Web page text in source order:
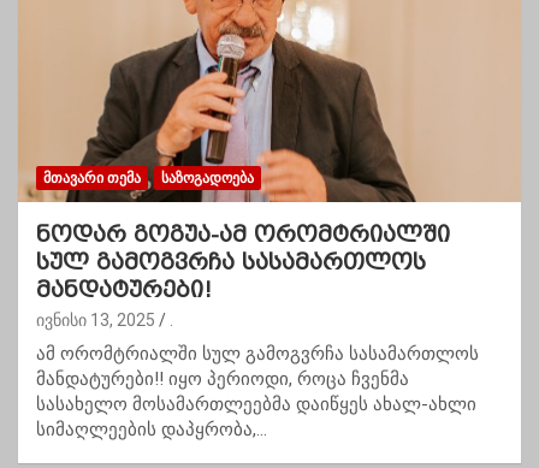
ᲛᲗᲐᲕᲐᲠᲘ ᲗᲔᲛᲐ ᲡᲐᲖᲝᲒᲐᲓᲝᲔᲑᲐ
ნოდარ გოგუა-ამ ორომტრიალში
სულ გამოგვრჩა სასამართლოს
მანდატურები!
ივნისი 13, 2025 .
ამ ორომტრიალში სულ გამოგვრჩა სასამართლოს
მანდატურები!! იყო პერიოდი, როცა ჩვენმა
სასახელო მოსამართლეებმა დაიწყეს ახალ-ახლი
სიმაღლეების დაპყრობა,…